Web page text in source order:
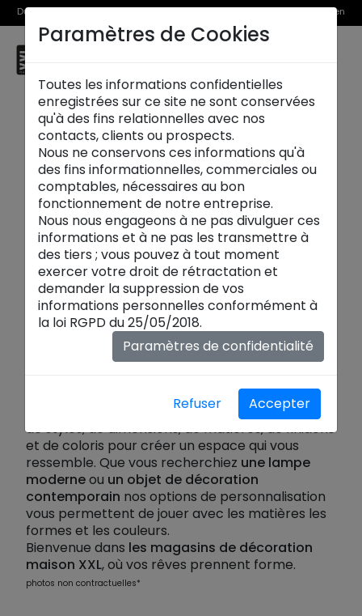
Du 1er au 31 août, découvrez >> nos Offres Spéciales et l’Offre Reprise en
magasin
Décoration
décoration design de maison XXL, où la
créativité encontre l'élégance et la
des pièces maîtresses qui donnent vie à votre
salon. Choisissez parmi une gamme diversifiée
de styles, de dimensions, de matières, de finitions
et de coloris pour créer un espace qui vous
ressemble. Que vous recherchiez une lampe
moderneou un objet de décoration
contemporain nos options de personnalisation
vous permettent de jouer avec les matières les
formes et les couleurs.
Bienvenue dans les magasins de décoration
maison XXL, où vos rêves prennent forme.
photos non contractuelles*
Paramètres de Cookies
Toutes les informations confidentielles
enregistrées sur ce site ne sont conservées
qu'à des fins relationnelles avec nos
contacts, clients ou prospects.
Nous ne conservons ces informations qu'à
des fins informationnelles, commerciales ou
comptables, nécessaires au bon
fonctionnement de notre entreprise.
Nous nous engageons à ne pas divulguer ces
informations et à ne pas les transmettre à
des tiers ; vous pouvez à tout moment
exercer votre droit de rétractation et
demander la suppression de vos
informations personnelles conformément à
la loi RGPD du 25/05/2018.
Paramètres de confidentialité
Refuser Accepter